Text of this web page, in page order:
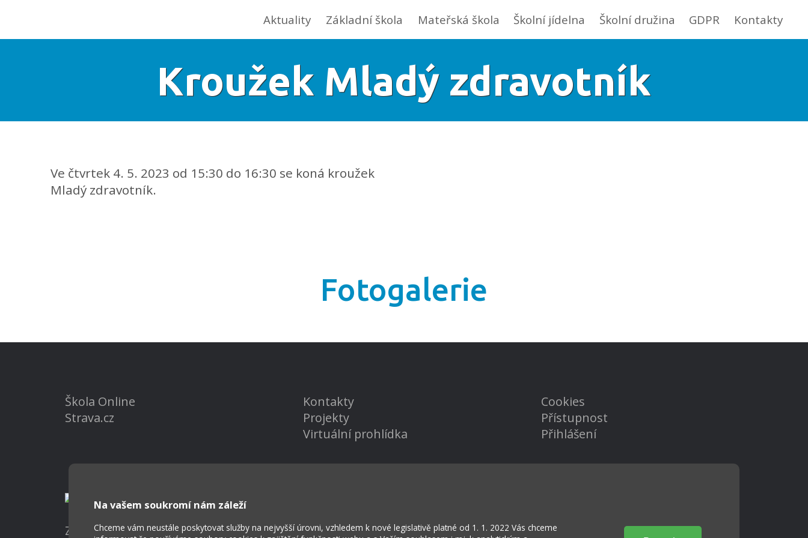
Aktuality Základní škola Mateřská škola Školní jídelna Školní družina GDPR Kontakty
Kroužek Mladý zdravotník
Ve čtvrtek 4. 5. 2023 od 15:30 do 16:30 se koná kroužek
Mladý zdravotník.
Fotogalerie
Na vašem soukromí nám záleží
Chceme vám neustále poskytovat služby na nejvyšší úrovni, vzhledem k nové legislativě platné od 1. 1. 2022 Vás chceme
Škola Online
Strava.cz
Kontakty
Projekty
Virtuální prohlídka
Cookies
Přístupnost
Přihlášení
Základní škola a Mateřská škola Ostrožská Lhota